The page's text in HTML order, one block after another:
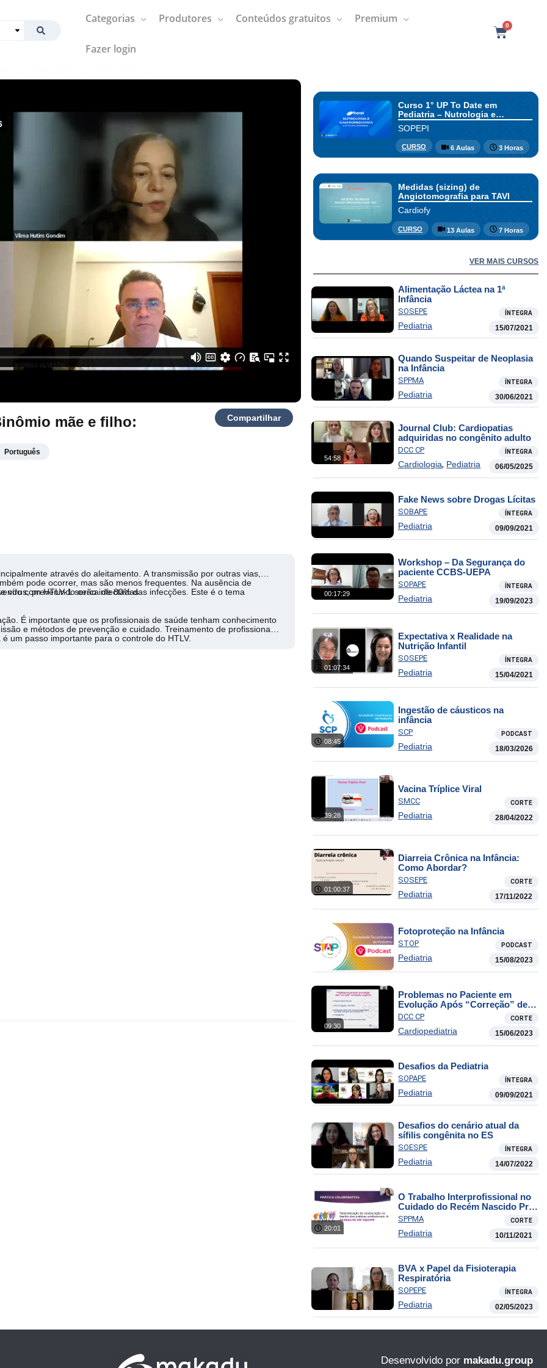
Categorias Produtores Conteúdos gratuitos Premium
Fazer login
0C
mãe e filho:
Compartilhar
Português
através do aleitamento. A transmissão por outras vias,
pode ocorrer, mas são menos frequentes. Na ausência de
com HTLV-1 serão infectadas.
vírus, prevenindo cerca de 80% das infecções. Este é o tema
É importante que os profissionais de saúde tenham conhecimento
e métodos de prevenção e cuidado. Treinamento de profissionais
um passo importante para o controle do HTLV.
Curso 1° UP To Date em
Pediatria – Nutrologia e
Gastropediaria
SOPEPI
CURSO 6 Aulas 3 Horas
Medidas (sizing) de
Angiotomografia para TAVI
Cardiofy
CURSO 13 Aulas 7 Horas
VER MAIS CURSOS
Alimentação Láctea na 1ª
Infância
SOSEPE ÍNTEGRA
Pediatria 15/07/2021
Quando Suspeitar de Neoplasia
na Infância
SPPMA ÍNTEGRA
Pediatria 30/06/2021
54:58
Journal Club: Cardiopatias
adquiridas no congênito adulto
DCC CP ÍNTEGRA
Cardiologia, Pediatria 06/05/2025
Fake News sobre Drogas Lícitas
SOBAPE ÍNTEGRA
Pediatria 09/09/2021
00:17:29
Workshop – Da Segurança do
paciente CCBS-UEPA
SOPAPE ÍNTEGRA
Pediatria 19/09/2023
01:07:34
Expectativa x Realidade na
Nutrição Infantil
SOSEPE ÍNTEGRA
Pediatria 15/04/2021
08:45
Ingestão de cáusticos na
infância
SCP PODCAST
Pediatria 18/03/2026
39:28
Vacina Tríplice Viral
SMCC CORTE
Pediatria 28/04/2022
01:00:37
Diarreia Crônica na Infância:
Como Abordar?
SOSEPE CORTE
Pediatria 17/11/2022
Fotoproteção na Infância
STOP PODCAST
Pediatria 15/08/2023
09:30
Problemas no Paciente em
Evolução Após “Correção” de
Cardiopatia Congênita
DCC CP CORTE
Cardiopediatria 15/06/2023
Desafios da Pediatria
SOPAPE ÍNTEGRA
Pediatria 09/09/2021
Desafios do cenário atual da
sífilis congênita no ES
SOESPE ÍNTEGRA
Pediatria 14/07/2022
20:01
O Trabalho Interprofissional no
Cuidado do Recém Nascido Pré-
Termo
SPPMA CORTE
Pediatria 10/11/2021
BVA x Papel da Fisioterapia
Respiratória
SOPEPE ÍNTEGRA
Pediatria 02/05/2023
Desenvolvido por makadu.group